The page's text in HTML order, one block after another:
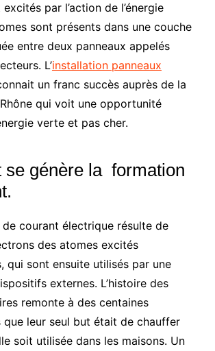
par l’action de l’énergie
sont présents dans une couche
entre deux panneaux appelés
L’installation panneaux
un franc succès auprès de la
qui voit une opportunité
verte et pas cher.
se génère la formation
courant électrique résulte de
des atomes excités
qui sont ensuite utilisés par une
externes. L’histoire des
remonte à des centaines
que leur seul but était de chauffer
soit utilisée dans les maisons. Un